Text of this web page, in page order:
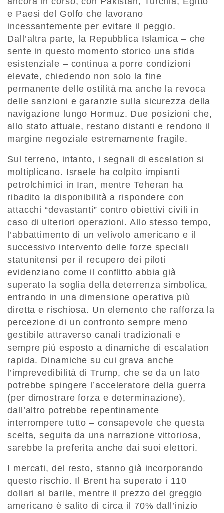
e Paesi del Golfo che lavorano
incessantemente per evitare il peggio.
Dall’altra parte, la Repubblica Islamica – che
sente in questo momento storico una sfida
esistenziale – continua a porre condizioni
elevate, chiedendo non solo la fine
permanente delle ostilità ma anche la revoca
delle sanzioni e garanzie sulla sicurezza della
navigazione lungo Hormuz. Due posizioni che,
allo stato attuale, restano distanti e rendono il
margine negoziale estremamente fragile.
Sul terreno, intanto, i segnali di escalation si
moltiplicano. Israele ha colpito impianti
petrolchimici in Iran, mentre Teheran ha
ribadito la disponibilità a rispondere con
attacchi “devastanti” contro obiettivi civili in
caso di ulteriori operazioni. Allo stesso tempo,
l’abbattimento di un velivolo americano e il
successivo intervento delle forze speciali
statunitensi per il recupero dei piloti
evidenziano come il conflitto abbia già
superato la soglia della deterrenza simbolica,
entrando in una dimensione operativa più
diretta e rischiosa. Un elemento che rafforza la
percezione di un confronto sempre meno
gestibile attraverso canali tradizionali e
sempre più esposto a dinamiche di escalation
rapida. Dinamiche su cui grava anche
l’imprevedibilità di Trump, che se da un lato
potrebbe spingere l’acceleratore della guerra
(per dimostrare forza e determinazione),
dall’altro potrebbe repentinamente
interrompere tutto – consapevole che questa
scelta, seguita da una narrazione vittoriosa,
sarebbe la preferita anche dai suoi elettori.
I mercati, del resto, stanno già incorporando
questo rischio. Il Brent ha superato i 110
dollari al barile, mentre il prezzo del greggio
americano è salito di circa il 70% dall’inizio